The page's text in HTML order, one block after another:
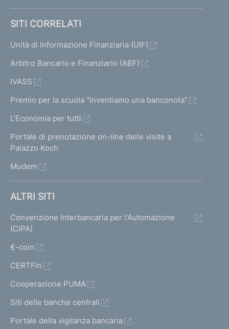
SITI CORRELATI
Unità di Informazione Finanziaria (UIF)
Arbitro Bancario e Finanziario (ABF)
IVASS
Premio per la scuola "Inventiamo una banconota"
L'Economia per tutti
Portale di prenotazione on-line delle visite a
Palazzo Koch
Mudem
ALTRI SITI
Convenzione Interbancaria per l'Automazione
(CIPA)
€-coin
CERTFin
Cooperazione PUMA
Siti delle banche centrali
Portale della vigilanza bancaria